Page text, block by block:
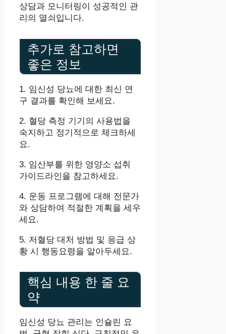
상담과 모니터링이 성공적인 관
리의 열쇠입니다.
추가로 참고하면
좋은 정보
1. 임신성 당뇨에 대한 최신 연
구 결과를 확인해 보세요.
2. 혈당 측정 기기의 사용법을
숙지하고 정기적으로 체크하세
요.
3. 임산부를 위한 영양소 섭취
가이드라인을 참고하세요.
4. 운동 프로그램에 대해 전문가
와 상담하여 적절한 계획을 세우
세요.
5. 저혈당 대처 방법 및 응급 상
황 시 행동요령을 알아두세요.
핵심 내용 한 줄 요
약
임신성 당뇨 관리는 인슐린 요